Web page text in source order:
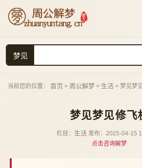
梦见
当前您的位置： 首页 > 周公解梦 > 生活 > 梦见梦
梦见梦见修飞
栏目： 生活 发布：2025-04-15
点击咨询解梦